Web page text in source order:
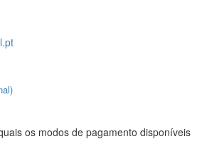
os modos de pagamento disponíveis